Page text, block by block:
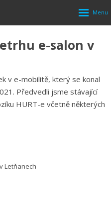
Rozbalení
menu
e-salon v
v e-mobilitě, který se konal
Předvedli jsme stávající
HURT-e včetně některých
Letňanech